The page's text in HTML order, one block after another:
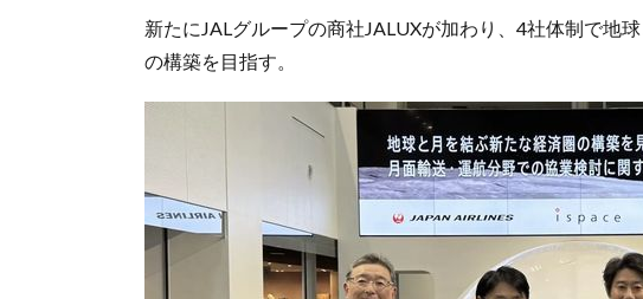
新たにJALグループの商社JALUXが加わり、4社体制で地
の構築を目指す。